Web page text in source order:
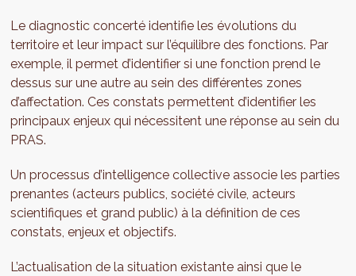
Le diagnostic concerté identifie les évolutions du
territoire et leur impact sur l’équilibre des fonctions. Par
exemple, il permet d’identifier si une fonction prend le
dessus sur une autre au sein des différentes zones
d’affectation. Ces constats permettent d’identifier les
principaux enjeux qui nécessitent une réponse au sein du
PRAS.
Un processus d’intelligence collective associe les parties
prenantes (acteurs publics, société civile, acteurs
scientifiques et grand public) à la définition de ces
constats, enjeux et objectifs.
L’actualisation de la situation existante ainsi que le